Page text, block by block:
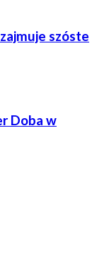
szóste
Doba w